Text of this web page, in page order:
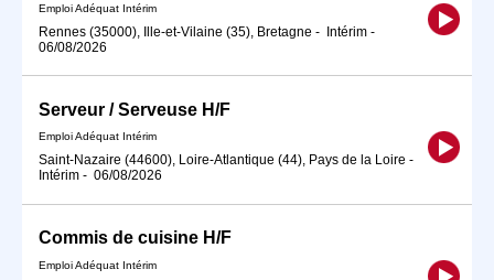
Emploi Adéquat Intérim
Rennes (35000), Ille-et-Vilaine (35), Bretagne - Intérim -
06/08/2026
Serveur / Serveuse H/F
Emploi Adéquat Intérim
Saint-Nazaire (44600), Loire-Atlantique (44), Pays de la Loire -
Intérim - 06/08/2026
Commis de cuisine H/F
Emploi Adéquat Intérim